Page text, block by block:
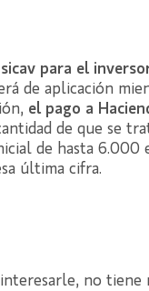
para el
de aplicación
el pago a
de que se
de hasta 6.000
última cifra.
no tiene